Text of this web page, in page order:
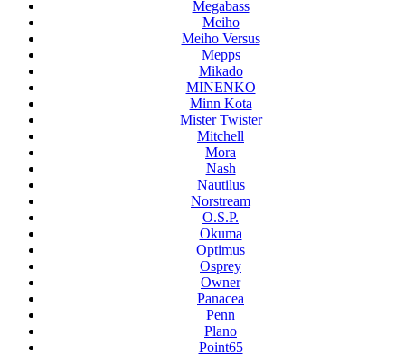
Megabass
Meiho
Meiho Versus
Mepps
Mikado
MINENKO
Minn Kota
Mister Twister
Mitchell
Mora
Nash
Nautilus
Norstream
O.S.P.
Okuma
Optimus
Osprey
Owner
Panacea
Penn
Plano
Point65